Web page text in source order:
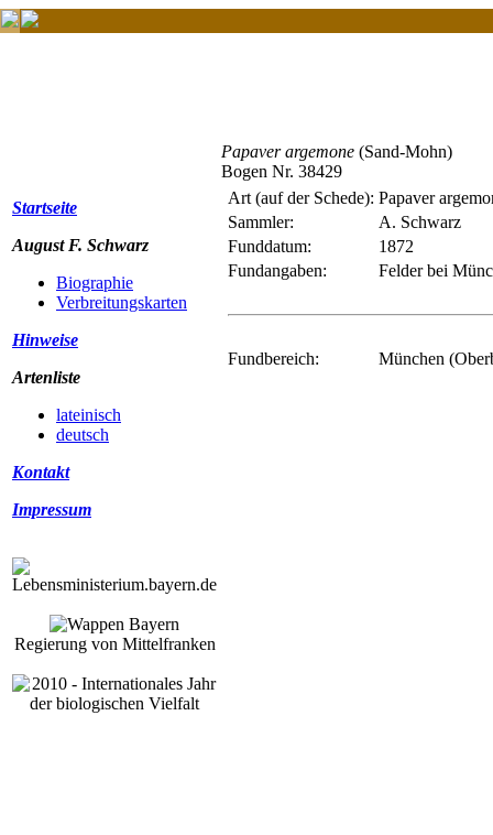
Startseite
August F. Schwarz
Biographie
Verbreitungskarten
Hinweise
Artenliste
lateinisch
deutsch
Kontakt
Impressum
Regierung von Mittelfranken
Papaver argemone (Sand-Mohn)
Bogen Nr. 38429
Art (auf der Schede): Papaver
Sammler:
A. Schwarz
Funddatum:
1872
Fundangaben:
Felder bei
Fundbereich: München